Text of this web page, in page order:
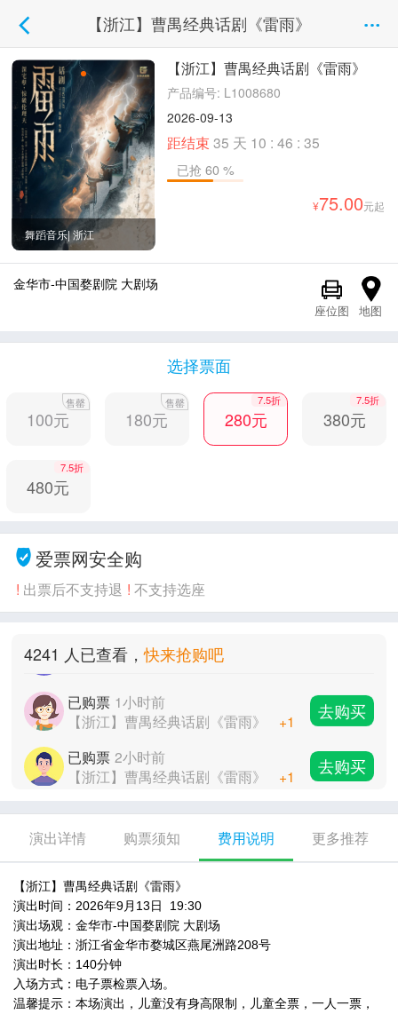
【浙江】曹禺经典话剧《雷雨》
舞蹈音乐| 浙江
【浙江】曹禺经典话剧《雷雨》
产品编号: L1008680
2026-09-13
距结束 35 天 10 : 46 : 34
已抢 60 %
75.00元起
金华市-中国婺剧院 大剧场
地图
座位图
选择票面
100元
售罄
180元
售罄
280元
7.5折
380元
7.5折
480元
7.5折
爱票网安全购
! 出票后不支持退 ! 不支持选座
4241 人已查看，快来抢购吧
已购票
2小时前
【浙江】曹禺经典话剧《雷雨》
+1 去购买
已购票
【浙江】曹禺经典话剧《雷雨》
已购票 1小时前
【浙江】曹禺经典话剧《雷雨》
去购买
已购票 2小时前
【浙江】曹禺经典话剧《雷雨》
已购票 1小时前
【浙江】曹禺经典话剧《雷雨》
+1 去购买
已购票 2小时前
【浙江】曹禺经典话剧《雷雨》
+1 去购买
演出详情 购票须知 费用说明 更多推荐
【浙江】曹禺经典话剧《雷雨》
演出时间：2026年9月13日 19:30
演出场观：金华市-中国婺剧院 大剧场
演出地址：浙江省金华市婺城区燕尾洲路208号
演出时长：140分钟
入场方式：电子票检票入场。
温馨提示：本场演出，儿童没有身高限制，儿童全票，一人一票，